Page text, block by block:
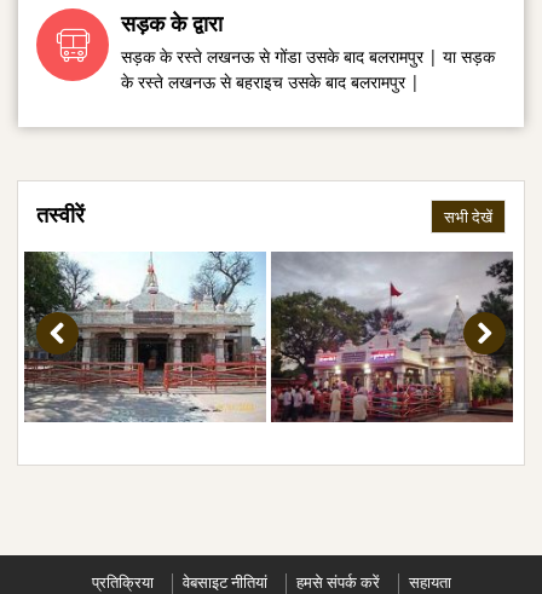
सड़क के द्वारा
सड़क के रस्ते लखनऊ से गोंडा उसके बाद बलरामपुर | या सड़क
के रस्ते लखनऊ से बहराइच उसके बाद बलरामपुर |
तस्वीरें सभी देखें
प्रतिक्रिया वेबसाइट नीतियां हमसे संपर्क करें सहायता